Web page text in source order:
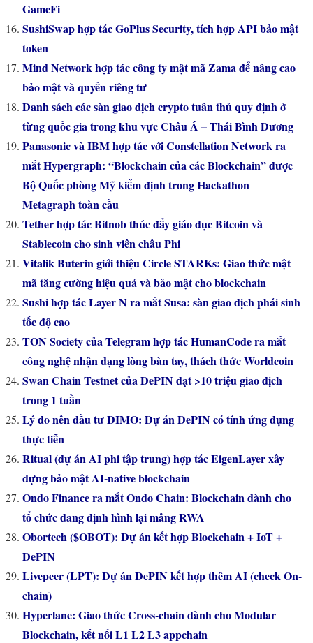
GameFi
SushiSwap hợp tác GoPlus Security, tích hợp API bảo mật
token
Mind Network hợp tác công ty mật mã Zama để nâng cao
bảo mật và quyền riêng tư
Danh sách các sàn giao dịch crypto tuân thủ quy định ở
từng quốc gia trong khu vực Châu Á – Thái Bình Dương
Panasonic và IBM hợp tác với Constellation Network ra
mắt Hypergraph: “Blockchain của các Blockchain” được
Bộ Quốc phòng Mỹ kiểm định trong Hackathon
Metagraph toàn cầu
Tether hợp tác Bitnob thúc đẩy giáo dục Bitcoin và
Stablecoin cho sinh viên châu Phi
Vitalik Buterin giới thiệu Circle STARKs: Giao thức mật
mã tăng cường hiệu quả và bảo mật cho blockchain
Sushi hợp tác Layer N ra mắt Susa: sàn giao dịch phái sinh
tốc độ cao
TON Society của Telegram hợp tác HumanCode ra mắt
công nghệ nhận dạng lòng bàn tay, thách thức Worldcoin
Swan Chain Testnet của DePIN đạt >10 triệu giao dịch
trong 1 tuần
Lý do nên đầu tư DIMO: Dự án DePIN có tính ứng dụng
thực tiễn
Ritual (dự án AI phi tập trung) hợp tác EigenLayer xây
dựng bảo mật AI-native blockchain
Ondo Finance ra mắt Ondo Chain: Blockchain dành cho
tổ chức đang định hình lại mảng RWA
Obortech ($OBOT): Dự án kết hợp Blockchain + IoT +
DePIN
Livepeer (LPT): Dự án DePIN kết hợp thêm AI (check On-
chain)
Hyperlane: Giao thức Cross-chain dành cho Modular
Blockchain, kết nối L1 L2 L3 appchain